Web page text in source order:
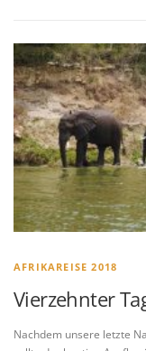
AFRIKAREISE 2018
Vierzehnter
Nachdem unsere letzte